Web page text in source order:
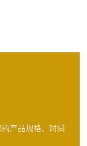
产品规格、时间